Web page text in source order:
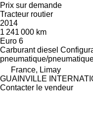
Prix sur demande
Tracteur routier
2014
1 241 000 km
Euro 6
Carburant diesel
pneumatique/
France, Limay
GUAINVILLE
Contacter le vendeur